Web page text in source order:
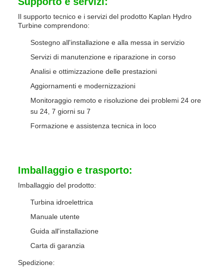
Il supporto tecnico e i servizi del prodotto Kaplan Hydro
Turbine comprendono:
Sostegno all'installazione e alla messa in servizio
Servizi di manutenzione e riparazione in corso
Analisi e ottimizzazione delle prestazioni
Aggiornamenti e modernizzazioni
Monitoraggio remoto e risoluzione dei problemi 24 ore
su 24, 7 giorni su 7
Formazione e assistenza tecnica in loco
Imballaggio e trasporto:
Imballaggio del prodotto:
Turbina idroelettrica
Manuale utente
Guida all'installazione
Carta di garanzia
Spedizione: